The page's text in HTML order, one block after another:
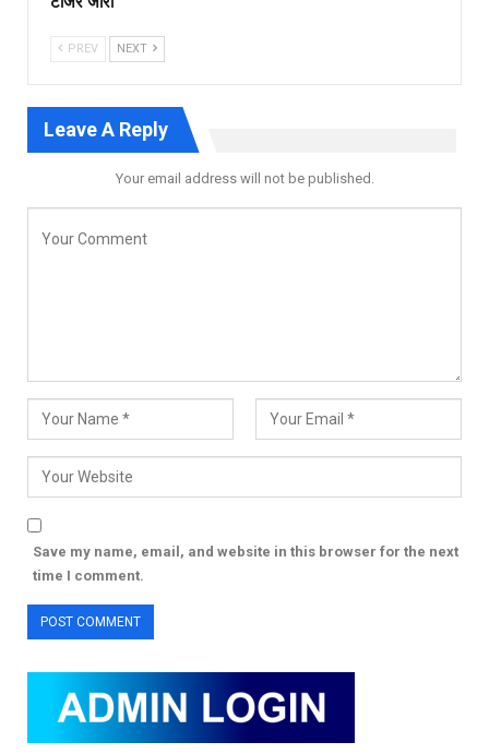
PREV NEXT
Leave A Reply
Your email address will not be published.
Save my name, email, and website in this browser for the next
time I comment.